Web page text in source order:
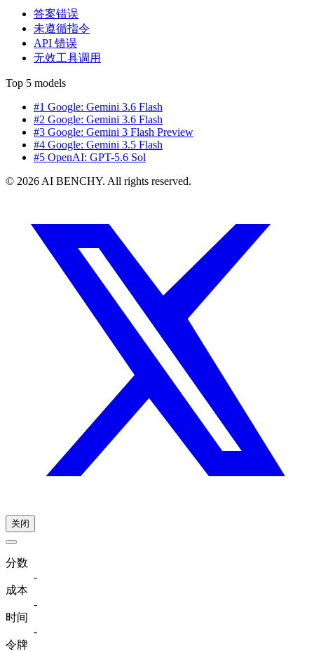
答案错误
未遵循指令
API 错误
无效工具调用
Top 5 models
#1 Google: Gemini 3.6 Flash
#2 Google: Gemini 3.6 Flash
#3 Google: Gemini 3 Flash Preview
#4 Google: Gemini 3.5 Flash
#5 OpenAI: GPT-5.6 Sol
© 2026 AI BENCHY. All rights reserved.
关闭
分数
-
成本
-
时间
-
令牌